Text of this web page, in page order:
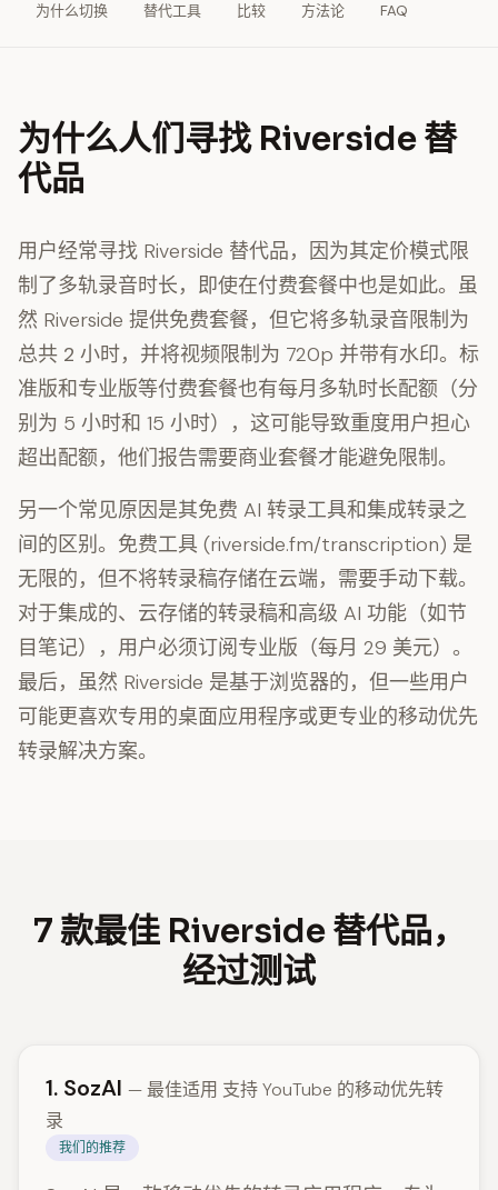
为什么切换 替代工具 比较 方法论 FAQ
为什么人们寻找 Riverside 替
代品
用户经常寻找 Riverside 替代品，因为其定价模式限
制了多轨录音时长，即使在付费套餐中也是如此。虽
然 Riverside 提供免费套餐，但它将多轨录音限制为
总共 2 小时，并将视频限制为 720p 并带有水印。标
准版和专业版等付费套餐也有每月多轨时长配额（分
别为 5 小时和 15 小时），这可能导致重度用户担心
超出配额，他们报告需要商业套餐才能避免限制。
另一个常见原因是其免费 AI 转录工具和集成转录之
间的区别。免费工具 (riverside.fm/transcription) 是
无限的，但不将转录稿存储在云端，需要手动下载。
对于集成的、云存储的转录稿和高级 AI 功能（如节
目笔记），用户必须订阅专业版（每月 29 美元）。
最后，虽然 Riverside 是基于浏览器的，但一些用户
可能更喜欢专用的桌面应用程序或更专业的移动优先
转录解决方案。
7 款最佳 Riverside 替代品，
经过测试
1. SozAI — 最佳适用 支持 YouTube 的移动优先转
录
我们的推荐